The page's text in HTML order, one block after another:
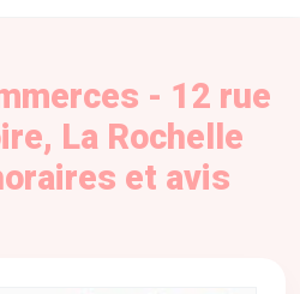
- 12 rue
La Rochelle
et avis